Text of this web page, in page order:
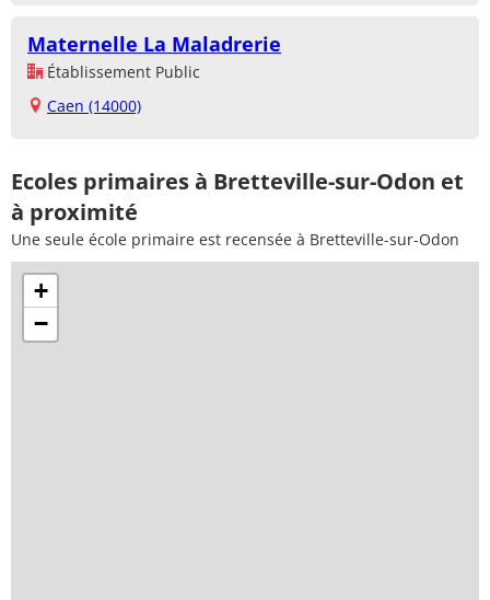
Maternelle La Maladrerie
Établissement Public
Caen (14000)
Ecoles primaires à Bretteville-sur-Odon et
à proximité
Une seule école primaire est recensée à Bretteville-sur-Odon
+
−